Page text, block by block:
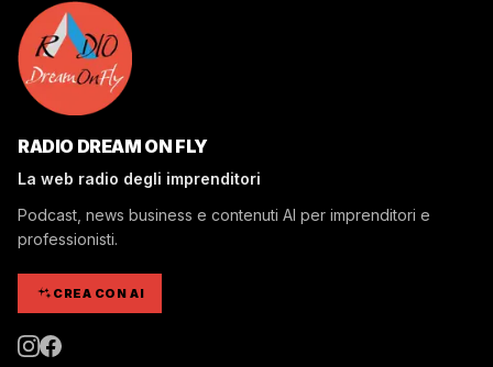
RADIO DREAM ON FLY
La web radio degli imprenditori
Podcast, news business e contenuti AI per imprenditori e
professionisti.
CREA CON AI